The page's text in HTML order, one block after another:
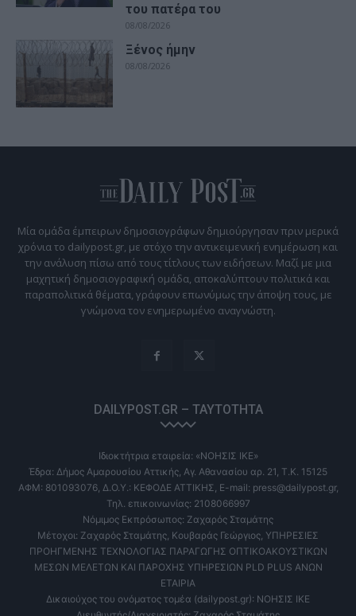
του πατέρα του
08/08/2026
Ξένος ήμην
08/08/2026
Μία ομάδα έμπειρων δημοσιογράφων δημιούργησαν πριν μερικά
χρόνια το dailypost.gr, με στόχο την αντικειμενική ενημέρωση και
την ανάλυση πίσω από τους τίτλους των ειδήσεων. Μαζί με μια
μαχητική δημοσιογραφική ομάδα, αποκαλύπτουν πολιτικά και
παραπολιτικά θέματα, γράφουν επωνύμως την άποψη τους, με
γνώμονα τον ενημερωμένο αναγνώστη.
DAILYPOST.GR – ΤΑΥΤΌΤΗΤΑ
Ιδιοκτήτρια εταιρεία: «ΝΟΗΣΙΣ ΙΚΕ»
Έδρα: Δήμος Αμαρουσίου Αττικής, Αγ. Αθανασίου αρ. 21, Τ.Κ. 15125
ΑΦΜ: 801093076, Δ.Ο.Υ.: ΚΕΦΟΔΕ ΑΤΤΙΚΗΣ, E-mail: press@dailypost.gr,
Τηλ. επικοινωνίας: 2108066997
Νόμιμος Εκπρόσωπος: Ζαχαρός Σταμάτης
Μέτοχοι: Ζαχαρός Σταμάτης, Κουβαράς Γεώργιος, ΥΠΗΡΕΣΙΕΣ
ΠΡΟΗΓΜΕΝΗΣ ΤΕΧΝΟΛΟΓΙΑΣ ΠΑΡΑΓΩΓΗΣ ΟΠΤΙΚΟΑΚΟΥΣΤΙΚΩΝ
ΜΕΣΩΝ ΜΕΛΕΤΩΝ ΚΑΙ ΠΑΡΟΧΗΣ ΥΠΗΡΕΣΙΩΝ PLD PLUS ΑΝΩΝ
ΕΤΑΙΡΙΑ
Δικαιούχος του ονόματος τομέα (dailypost.gr): ΝΟΗΣΙΣ ΙΚΕ